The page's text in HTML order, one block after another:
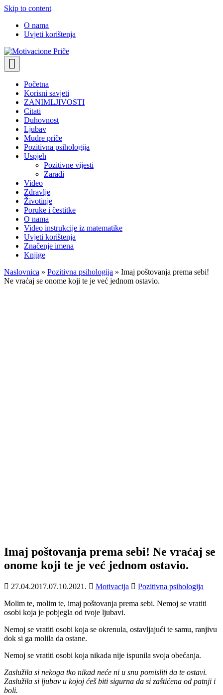
Skip to content
O nama
Uvjeti korištenja
Motivacione Priče
Mudre priče o životu i poučne priče o životu
Početna
Korisni savjeti
ZANIMLJIVOSTI
Citati
Duhovnost
Ljubav
Mudre priče
Pozitivna psihologija
Uspjeh
Pozitivne vijesti
Zaradi
Video
Zdravlje
Životinje
Poruke i čestitke
O nama
Video instrukcije iz matematike
Uvjeti korištenja
Značenje imena
Knjige
Naslovnica » Pozitivna psihologija » Imaj poštovanja prema sebi!
Ne vraćaj se onome koji te je već jednom ostavio.
Imaj poštovanja prema sebi! Ne vraćaj se
onome koji te je već jednom ostavio.
27.04.2017.07.10.2021. Motivacija
Pozitivna psihologija
Molim te, molim te, imaj poštovanja prema sebi. Nemoj se vratiti
osobi koja je pobjegla od tvoje ljubavi.
Nemoj se vratiti osobi koja se okrenula, ostavljajući te samu, ranjivu
dok si ga molila da ostane.
Nemoj se vratiti osobi koja nikada nije ispunila svoja obećanja.
Zaslužila si nekoga tko nikad neće ni u snu pomisliti da te ostavi.
Zaslužila si ljubav u kojoj ćeš biti sigurna da si zaštićena od patnji i
boli.